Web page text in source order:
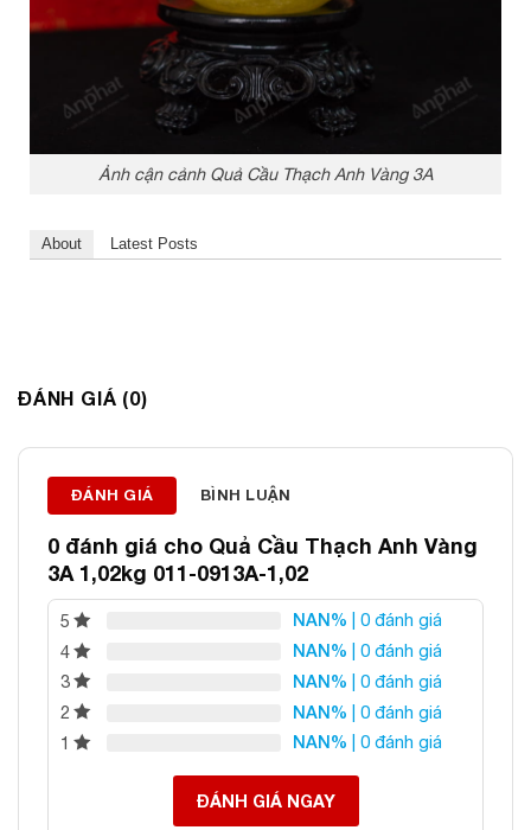
Ảnh cận cảnh Quả Cầu Thạch Anh Vàng 3A
About Latest Posts
ĐÁ PHONG THỦY AN PHÁT – LỰA CHỌN SỐ 1 VỀ ĐÁ
PHONG THỦY
Địa chỉ: 60/69 Bùi Huy Bích, Hoàng Mai, Hà Nội
Điện thoại: 0982 627 166
Email:
daphongthuyanphat@gmail.com
ĐÁNH GIÁ (0)
ĐÁNH GIÁ BÌNH LUẬN
0 đánh giá cho Quả Cầu Thạch Anh Vàng
3A 1,02kg 011-0913A-1,02
5 NAN% | 0 đánh giá
4
NAN% | 0 đánh giá
3
NAN% | 0 đánh giá
2
NAN% | 0 đánh giá
1
NAN% | 0 đánh giá
ĐÁNH GIÁ NGAY